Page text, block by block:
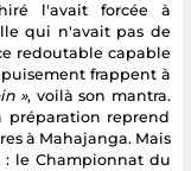
l'avait forcée à
qui n'avait pas de
redoutable capable
frappent à
», voilà son mantra.
reprend
à Mahajanga. Mais
: le Championnat du